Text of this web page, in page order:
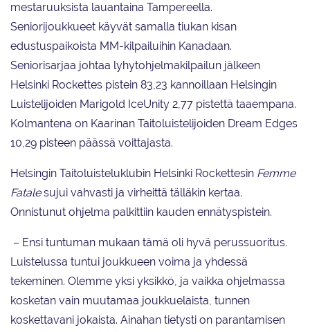
mestaruuksista lauantaina Tampereella.
Seniorijoukkueet käyvät samalla tiukan kisan
edustuspaikoista MM-kilpailuihin Kanadaan.
Seniorisarjaa johtaa lyhytohjelmakilpailun jälkeen
Helsinki Rockettes pistein 83,23 kannoillaan Helsingin
Luistelijoiden Marigold IceUnity 2,77 pistettä taaempana.
Kolmantena on Kaarinan Taitoluistelijoiden Dream Edges
10,29 pisteen päässä voittajasta.
Helsingin Taitoluisteluklubin Helsinki Rockettesin Femme
Fatalesujui vahvasti ja virheittä tälläkin kertaa.
Onnistunut ohjelma palkittiin kauden ennätyspistein.
– Ensi tuntuman mukaan tämä oli hyvä perussuoritus.
Luistelussa tuntui joukkueen voima ja yhdessä
tekeminen. Olemme yksi yksikkö, ja vaikka ohjelmassa
kosketan vain muutamaa joukkuelaista, tunnen
koskettavani jokaista. Ainahan tietysti on parantamisen